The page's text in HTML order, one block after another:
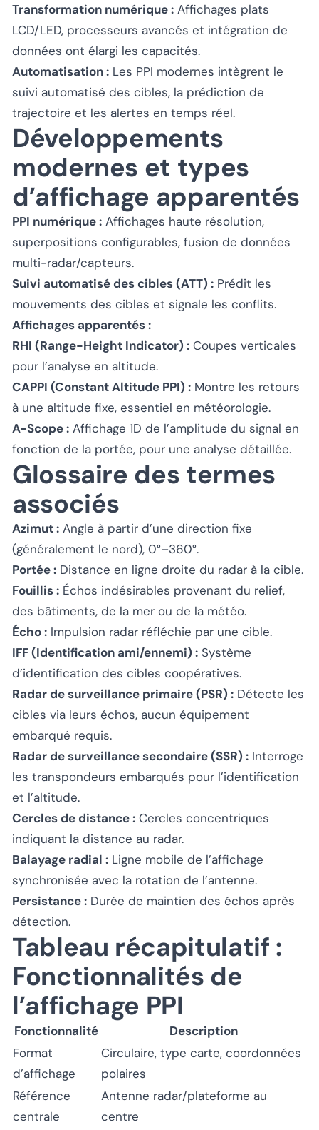
Transformation numérique : Affichages plats
LCD/LED, processeurs avancés et intégration de
données ont élargi les capacités.
Automatisation : Les PPI modernes intègrent le
suivi automatisé des cibles, la prédiction de
trajectoire et les alertes en temps réel.
Développements
modernes et types
d’affichage apparentés
PPI numérique : Affichages haute résolution,
superpositions configurables, fusion de données
multi-radar/capteurs.
Suivi automatisé des cibles (ATT) : Prédit les
mouvements des cibles et signale les conflits.
Affichages apparentés :
RHI (Range-Height Indicator) : Coupes verticales
pour l’analyse en altitude.
CAPPI (Constant Altitude PPI) : Montre les retours
à une altitude fixe, essentiel en météorologie.
A-Scope : Affichage 1D de l’amplitude du signal en
fonction de la portée, pour une analyse détaillée.
Glossaire des termes
associés
Azimut : Angle à partir d’une direction fixe
(généralement le nord), 0°–360°.
Portée : Distance en ligne droite du radar à la cible.
Fouillis : Échos indésirables provenant du relief,
des bâtiments, de la mer ou de la météo.
Écho : Impulsion radar réfléchie par une cible.
IFF (Identification ami/ennemi) : Système
d’identification des cibles coopératives.
Radar de surveillance primaire (PSR) : Détecte les
cibles via leurs échos, aucun équipement
embarqué requis.
Radar de surveillance secondaire (SSR) : Interroge
les transpondeurs embarqués pour l’identification
et l’altitude.
Cercles de distance : Cercles concentriques
indiquant la distance au radar.
Balayage radial : Ligne mobile de l’affichage
synchronisée avec la rotation de l’antenne.
Persistance : Durée de maintien des échos après
détection.
Tableau récapitulatif :
Fonctionnalités de
l’affichage PPI
Fonctionnalité
Description
Format
d’affichage
Circulaire, type carte, coordonnées
polaires
Référence
centrale
Antenne radar/plateforme au
centre